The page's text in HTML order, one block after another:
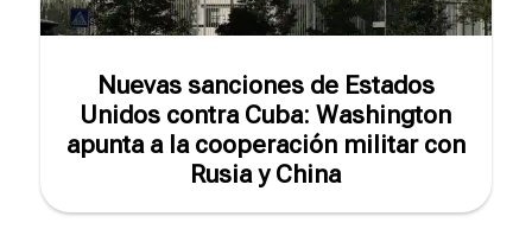
Nuevas sanciones de Estados
Unidos contra Cuba: Washington
apunta a la cooperación militar con
Rusia y China